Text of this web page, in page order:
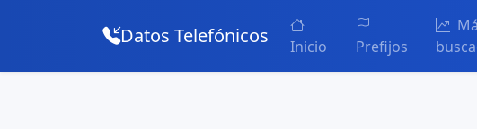
Datos Telefónicos Inicio Prefijos